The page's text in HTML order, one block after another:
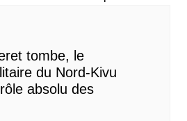
tombe, le
du Nord-Kivu
absolu des